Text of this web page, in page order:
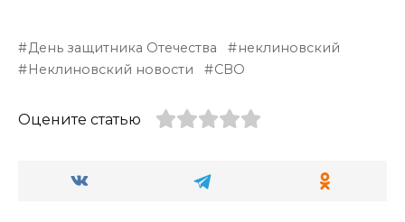
День защитника Отечества
неклиновский
Неклиновский новости
СВО
Оцените статью